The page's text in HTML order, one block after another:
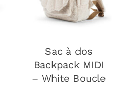
Sac à dos
Backpack MIDI
– White Boucle